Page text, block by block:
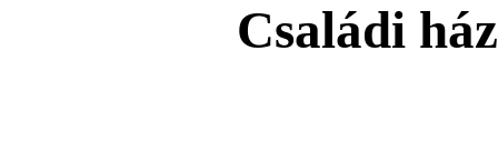
Családi